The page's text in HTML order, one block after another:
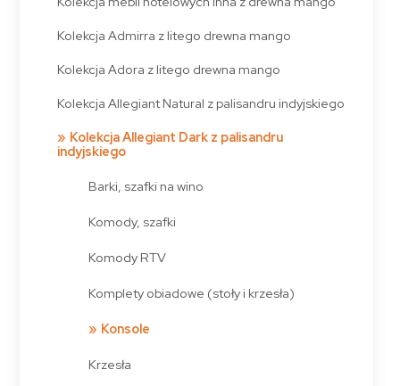
Kolekcja Admirra z litego drewna mango
Kolekcja Adora z litego drewna mango
Kolekcja Allegiant Natural z palisandru indyjskiego
Kolekcja Allegiant Dark z palisandru
indyjskiego
Barki, szafki na wino
Komody, szafki
Komody RTV
Komplety obiadowe (stoły i krzesła)
Konsole
Krzesła